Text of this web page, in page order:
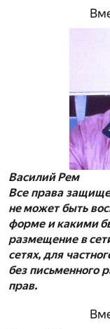
Василий Рем
Все права
не может быть
форме и какими
размещение в
сетях, для
без письменного
прав.